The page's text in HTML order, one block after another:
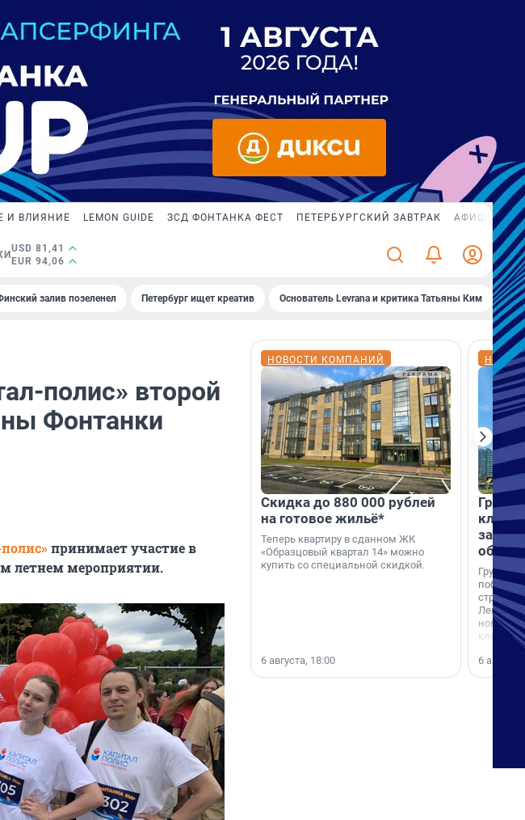
И ВЛИЯНИЕ LEMON GUIDE ЗСД ФОНТАНКА ФЕСТ ПЕТЕРБУРГСКИЙ ЗАВТРАК АФИША PLUS
USD 81,41
EUR 94,06
залив позеленел Петербург ищет креатив Основатель Levrana и критика Татьяны Ким
полис» второй
Фонтанки
принимает участие в
летнем мероприятии.
НОВОСТИ КОМПАНИЙ
Скидка до 880 000 рублей
на готовое жильё*
Теперь квартиру в сданном ЖК
«Образцовый квартал 14» можно
купить со специальной скидкой.
6 августа, 18:00
Группа
области».
6